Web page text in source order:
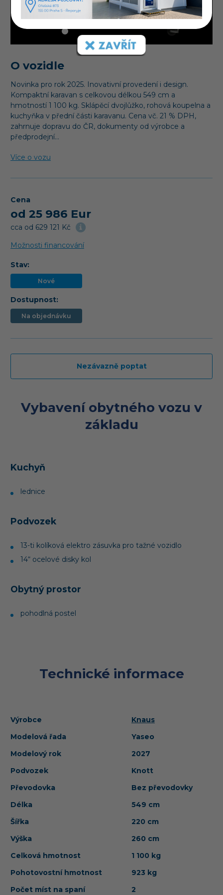
O vozidle
Novinka pro rok 2025. Inovativní provedení i design.
Kompaktní karavan s celkovou délkou 549 cm a
hmotností 1 100 kg. Sklápěcí dvojlůžko, rohová koupelna a
kuchyňka v přední části karavanu. Cena vč. 21 % DPH,
zahrnuje dopravu do ČR, dokumenty od výrobce a
předprodejní…
Více o vozu
Cena
od 25 986 Eur
cca od 629 121 Kč
Možnosti financování
Stav:
Nové
Dostupnost:
Na objednávku
Nezávazně poptat
Vybavení obytného vozu v
základu
Kuchyň
lednice
Podvozek
13-ti kolíková elektro zásuvka pro tažné vozidlo
14“ ocelové disky kol
Obytný prostor
pohodlná postel
Technické informace
Výrobce
Knaus
Modelová řada
Yaseo
Modelový rok
2027
Podvozek
Knott
Převodovka
Bez převodovky
Délka
549 cm
Šířka
220 cm
Výška
260 cm
Celková hmotnost
1 100 kg
Pohotovostní hmotnost
923 kg
Počet míst na spaní
2